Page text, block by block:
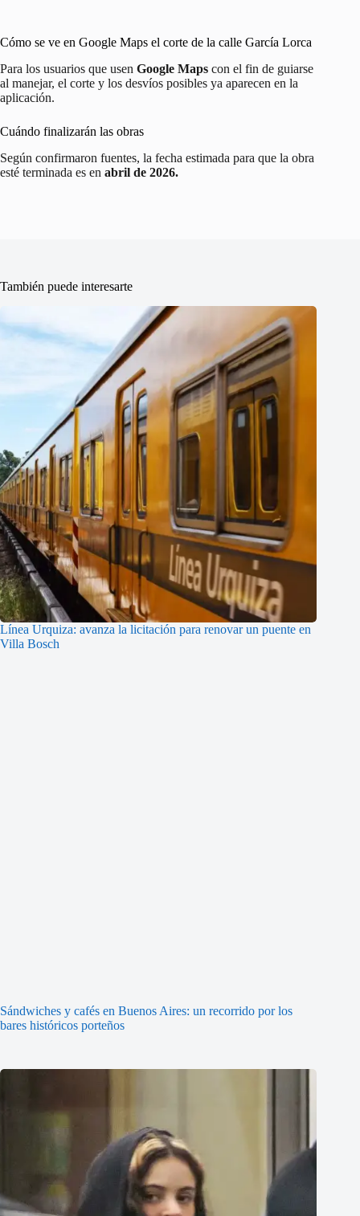
Cómo se ve en Google Maps el corte de la calle García Lorca
Para los usuarios que usen Google Maps con el fin de guiarse
al manejar, el corte y los desvíos posibles ya aparecen en la
aplicación.
Cuándo finalizarán las obras
Según confirmaron fuentes, la fecha estimada para que la obra
esté terminada es en abril de 2026.
También puede interesarte
Línea Urquiza: avanza la licitación para renovar un puente en
Villa Bosch
Sándwiches y cafés en Buenos Aires: un recorrido por los
bares históricos porteños